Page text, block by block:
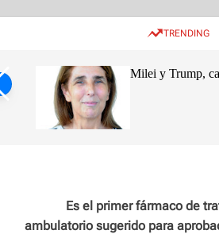
TRENDING
de
Milei y Trump,
Es el primer fármaco de
ambulatorio sugerido para